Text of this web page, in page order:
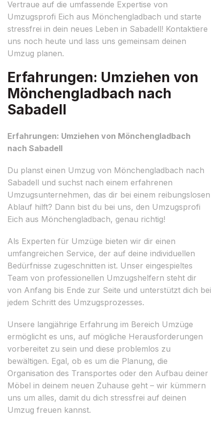
Vertraue auf die umfassende Expertise von
Umzugsprofi Eich aus Mönchengladbach und starte
stressfrei in dein neues Leben in Sabadell! Kontaktiere
uns noch heute und lass uns gemeinsam deinen
Umzug planen.
Erfahrungen: Umziehen von
Mönchengladbach nach
Sabadell
Erfahrungen: Umziehen von Mönchengladbach
nach Sabadell
Du planst einen Umzug von Mönchengladbach nach
Sabadell und suchst nach einem erfahrenen
Umzugsunternehmen, das dir bei einem reibungslosen
Ablauf hilft? Dann bist du bei uns, den Umzugsprofi
Eich aus Mönchengladbach, genau richtig!
Als Experten für Umzüge bieten wir dir einen
umfangreichen Service, der auf deine individuellen
Bedürfnisse zugeschnitten ist. Unser eingespieltes
Team von professionellen Umzugshelfern steht dir
von Anfang bis Ende zur Seite und unterstützt dich bei
jedem Schritt des Umzugsprozesses.
Unsere langjährige Erfahrung im Bereich Umzüge
ermöglicht es uns, auf mögliche Herausforderungen
vorbereitet zu sein und diese problemlos zu
bewältigen. Egal, ob es um die Planung, die
Organisation des Transportes oder den Aufbau deiner
Möbel in deinem neuen Zuhause geht – wir kümmern
uns um alles, damit du dich stressfrei auf deinen
Umzug freuen kannst.